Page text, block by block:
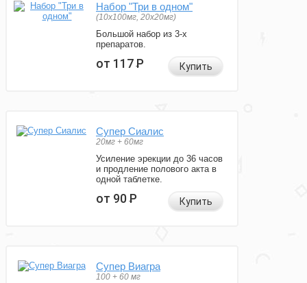
Набор "Три в одном"
(10x100мг, 20x20мг)
Большой набор из 3-х
препаратов.
от 117Р Купить
Супер Сиалис
20мг + 60мг
Усиление эрекции до 36 часов
и продление полового акта в
одной таблетке.
от 90Р Купить
Супер Виагра
100 + 60 мг